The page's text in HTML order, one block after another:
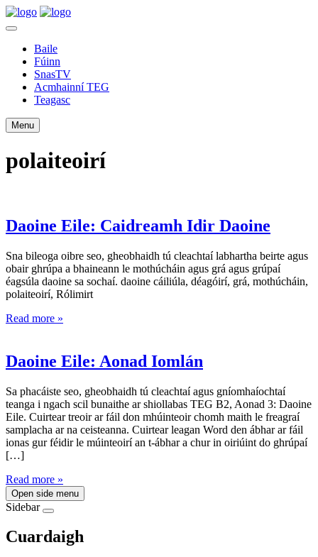
Baile
Fúinn
SnasTV
Acmhainní TEG
Teagasc
Menu
polaiteoirí
Daoine Eile: Caidreamh Idir Daoine
Sna bileoga oibre seo, gheobhaidh tú cleachtaí labhartha beirte agus
obair ghrúpa a bhaineann le mothúcháin agus grá agus grúpaí
éagsúla daoine sa sochaí. daoine cáiliúla, déagóirí, grá, mothúcháin,
polaiteoirí, Rólimirt
Read more »
Daoine Eile: Aonad Iomlán
Sa phacáiste seo, gheobhaidh tú cleachtaí agus gníomhaíochtaí
teanga i ngach scil bunaithe ar shiollabas TEG B2, Aonad 3: Daoine
Eile. Cuirtear treoir ar fáil don mhúinteoir chomh maith le freagraí
samplacha ar na ceisteanna. Cuirtear leagan Word den ábhar ar fáil
ionas gur féidir le múinteoirí an t-ábhar a chur in oiriúint do ghrúpaí
[…]
Read more »
Open side menu
Sidebar
Cuardaigh